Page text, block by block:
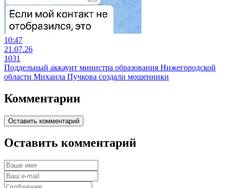
10:47
21.07.26
1031
Поддельный аккаунт министра образования Нижегородской
области Михаила Пучкова создали мошенники
Комментарии
Оставить комментарий
Оставить комментарий